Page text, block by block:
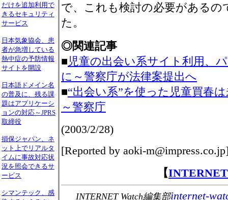
だけを追加利用で
きるセキュリティ
サービス
日本気象協会、患
者が急増している
熱中症の予防情報
サイトを開設
日本語ドメイン名
の普及に、残る課
題はアプリケーシ
ョンの対応～JPRS
取締役
損保ジャパン、ネ
ット上でリアルタ
イムに事故対応状
況を照会できるサ
ービス
シマンテック、感
で、これも検討の必要があるの
た。
◎関連記事
■ 児童の出会い系サイト利用、
に～警察庁が法律案提出へ
■“出会い系”を使った児童買春
～警察庁
(2003/2/28)
[Reported by aoki-
【
INTERNET Watch編集部internet-